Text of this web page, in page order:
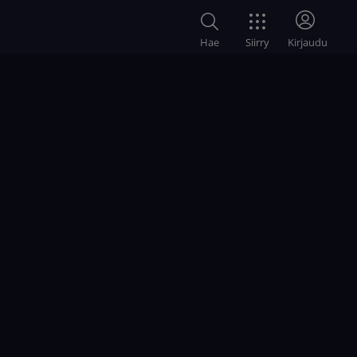
Hae Siirry Kirjaudu